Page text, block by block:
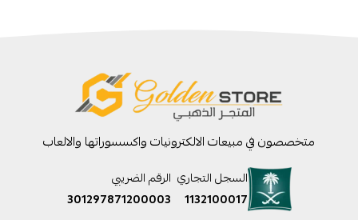
متخصصون في مبيعات الالكترونيات واكسسوراتها والالعاب
السجل التجاري
1132100017
الرقم الضريبي
301297871200003